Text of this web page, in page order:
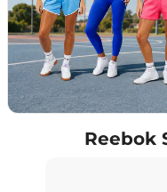
Reebok